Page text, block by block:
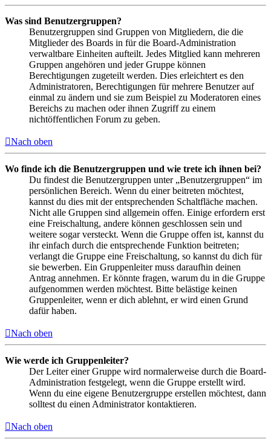
Was sind Benutzergruppen?
Benutzergruppen sind Gruppen von Mitgliedern, die die
Mitglieder des Boards in für die Board-Administration
verwaltbare Einheiten aufteilt. Jedes Mitglied kann mehreren
Gruppen angehören und jeder Gruppe können
Berechtigungen zugeteilt werden. Dies erleichtert es den
Administratoren, Berechtigungen für mehrere Benutzer auf
einmal zu ändern und sie zum Beispiel zu Moderatoren eines
Bereichs zu machen oder ihnen Zugriff zu einem
nichtöffentlichen Forum zu geben.
Nach oben
Wo finde ich die Benutzergruppen und wie trete ich ihnen bei?
Du findest die Benutzergruppen unter „Benutzergruppen“ im
persönlichen Bereich. Wenn du einer beitreten möchtest,
kannst du dies mit der entsprechenden Schaltfläche machen.
Nicht alle Gruppen sind allgemein offen. Einige erfordern erst
eine Freischaltung, andere können geschlossen sein und
weitere sogar versteckt. Wenn die Gruppe offen ist, kannst du
ihr einfach durch die entsprechende Funktion beitreten;
verlangt die Gruppe eine Freischaltung, so kannst du dich für
sie bewerben. Ein Gruppenleiter muss daraufhin deinen
Antrag annehmen. Er könnte fragen, warum du in die Gruppe
aufgenommen werden möchtest. Bitte belästige keinen
Gruppenleiter, wenn er dich ablehnt, er wird einen Grund
dafür haben.
Nach oben
Wie werde ich Gruppenleiter?
Der Leiter einer Gruppe wird normalerweise durch die Board-
Administration festgelegt, wenn die Gruppe erstellt wird.
Wenn du eine eigene Benutzergruppe erstellen möchtest, dann
solltest du einen Administrator kontaktieren.
Nach oben